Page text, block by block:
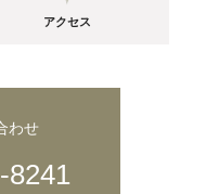
アクセス
わせ
8241